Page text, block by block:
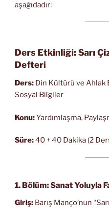
aşağıdadır:
Ders Etkinliği: Sarı
Defteri
Ders: Din Kültürü ve Ahlak
Sosyal Bilgiler
Konu:Yardımlaşma,
Süre:40 + 40 Dakika (2
1. Bölüm: Sanat Yoluyla
Giriş: Barış Manço’nun